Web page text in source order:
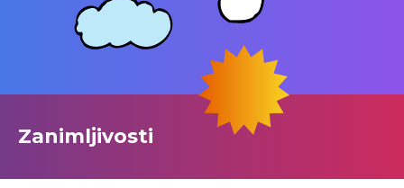
Zanimljivosti